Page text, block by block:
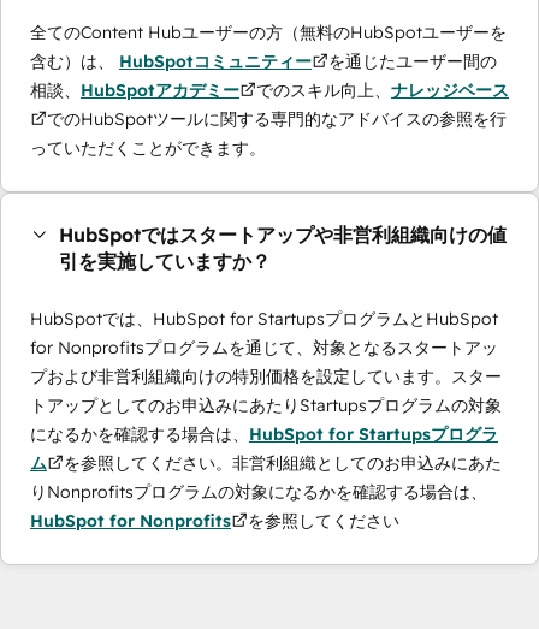
全てのContent Hubユーザーの方（無料のHubSpotユーザーを
含む）は、 HubSpotコミュニティー
を通じたユーザー間の
相談、 HubSpotアカデミー でのスキル向上、 ナレッジベース
でのHubSpotツールに関する専門的なアドバイスの参照を行
っていただくことができます。
HubSpotではスタートアップや非営利組織向けの値
引を実施していますか？
HubSpotでは、HubSpot for StartupsプログラムとHubSpot
for Nonprofitsプログラムを通じて、対象となるスタートアッ
プおよび非営利組織向けの特別価格を設定しています。スター
トアップとしてのお申込みにあたりStartupsプログラムの対象
になるかを確認する場合は、 HubSpot for Startupsプログラ
ム
を参照してください。非営利組織としてのお申込みにあた
りNonprofitsプログラムの対象になるかを確認する場合は、
HubSpot for Nonprofits
を参照してください